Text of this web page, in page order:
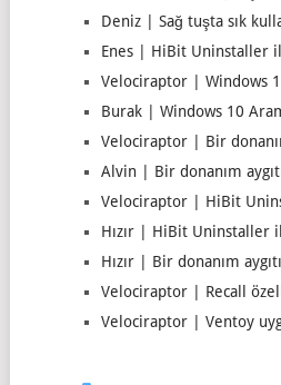
Deniz | Sağ tuşta sık
Enes | HiBit Uninstaller
Velociraptor | Windows
Burak | Windows 10
Velociraptor | Bir
Alvin | Bir donanım
Velociraptor | HiBit
Hızır | HiBit Uninstaller
Hızır | Bir donanım
Velociraptor | Recall
Velociraptor | Ventoy